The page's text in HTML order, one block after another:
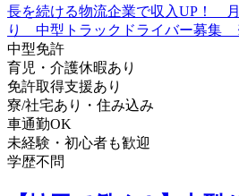
中型免許
育児・介護休暇あり
免許取得支援あり
寮/社宅あり・住み込み
車通勤OK
未経験・初心者も歓迎
学歴不問